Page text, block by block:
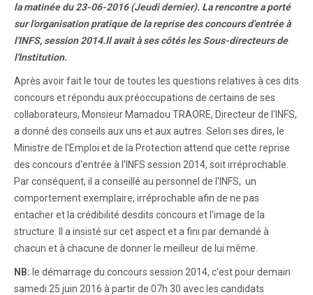
la matinée du 23-06-2016 (Jeudi dernier). La rencontre a porté
sur l'organisation pratique de la reprise des concours d'entrée à
l'INFS, session 2014.Il avait à ses côtés les Sous-directeurs de
l'Institution.
Après avoir fait le tour de toutes les questions relatives à ces dits
concours et répondu aux préoccupations de certains de ses
collaborateurs, Monsieur Mamadou TRAORE, Directeur de l'INFS,
a donné des conseils aux uns et aux autres. Selon ses dires, le
Ministre de l'Emploi et de la Protection attend que cette reprise
des concours d'entrée à l'INFS session 2014, soit irréprochable.
Par conséquent, il a conseillé au personnel de l'INFS, un
comportement exemplaire, irréprochable afin de ne pas
entacher et la crédibilité desdits concours et l'image de la
structure. Il a insisté sur cet aspect et a fini par demandé à
chacun et à chacune de donner le meilleur de lui même.
NB: le démarrage du concours session 2014, c'est pour demain
samedi 25 juin 2016 à partir de 07h 30 avec les candidats